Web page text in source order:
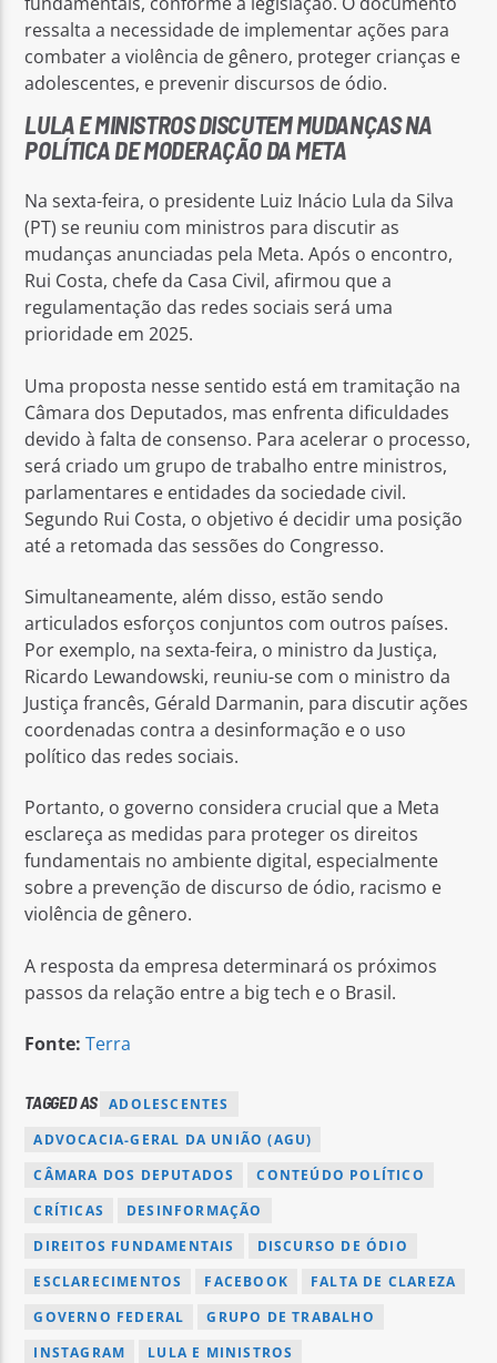
ressalta a necessidade de implementar ações para
combater a violência de gênero, proteger crianças e
adolescentes, e prevenir discursos de ódio.
LULA E MINISTROS DISCUTEM MUDANÇAS NA
POLÍTICA DE MODERAÇÃO DA META
Na sexta-feira, o presidente Luiz Inácio Lula da Silva
(PT) se reuniu com ministros para discutir as
mudanças anunciadas pela Meta. Após o encontro,
Rui Costa, chefe da Casa Civil, afirmou que a
regulamentação das redes sociais será uma
prioridade em 2025.
Uma proposta nesse sentido está em tramitação na
Câmara dos Deputados, mas enfrenta dificuldades
devido à falta de consenso. Para acelerar o processo,
será criado um grupo de trabalho entre ministros,
parlamentares e entidades da sociedade civil.
Segundo Rui Costa, o objetivo é decidir uma posição
até a retomada das sessões do Congresso.
Simultaneamente, além disso, estão sendo
articulados esforços conjuntos com outros países.
Por exemplo, na sexta-feira, o ministro da Justiça,
Ricardo Lewandowski, reuniu-se com o ministro da
Justiça francês, Gérald Darmanin, para discutir ações
coordenadas contra a desinformação e o uso
político das redes sociais.
Portanto, o governo considera crucial que a Meta
esclareça as medidas para proteger os direitos
fundamentais no ambiente digital, especialmente
sobre a prevenção de discurso de ódio, racismo e
violência de gênero.
A resposta da empresa determinará os próximos
passos da relação entre a big tech e o Brasil.
Fonte: Terra
TAGGED AS ADOLESCENTES
ADVOCACIA-GERAL DA UNIÃO (AGU)
CÂMARA DOS DEPUTADOS
CONTEÚDO POLÍTICO
CRÍTICAS
DESINFORMAÇÃO
DIREITOS FUNDAMENTAIS
DISCURSO DE ÓDIO
ESCLARECIMENTOS
FACEBOOK
FALTA DE CLAREZA
GOVERNO FEDERAL
GRUPO DE TRABALHO
INSTAGRAM
LULA E MINISTROS